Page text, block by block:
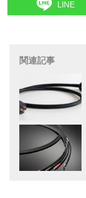
LINE
関連記事